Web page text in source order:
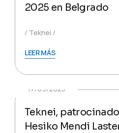
2025 en Belgrado
Teknei
LEER MÁS
17/09/2025
Teknei,
Hesiko Mendi